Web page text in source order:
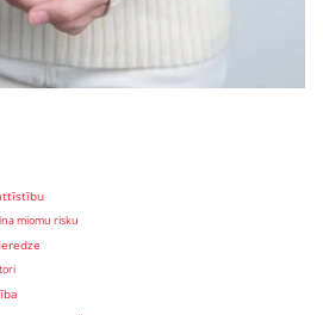
miomu risku